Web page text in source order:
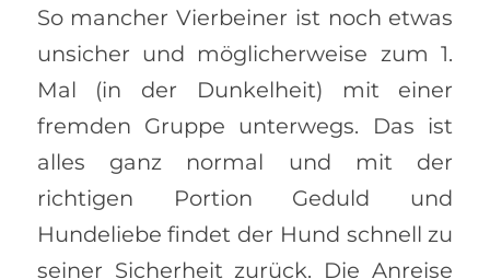
So mancher Vierbeiner ist noch etwas
unsicher und möglicherweise zum 1.
Mal (in der Dunkelheit) mit einer
fremden Gruppe unterwegs. Das ist
alles ganz normal und mit der
richtigen Portion Geduld und
Hundeliebe findet der Hund schnell zu
seiner Sicherheit zurück. Die Anreise